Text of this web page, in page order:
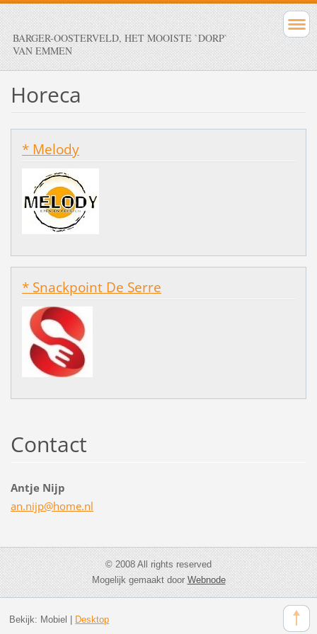
BARGER-OOSTERVELD, HET MOOISTE `DORP`
VAN EMMEN
Horeca
* Melody
* Snackpoint De Serre
Contact
Antje Nijp
an.nijp@home.nl
© 2008 All rights reserved
Mogelijk gemaakt doorWebnode
Bekijk: Mobiel | Desktop